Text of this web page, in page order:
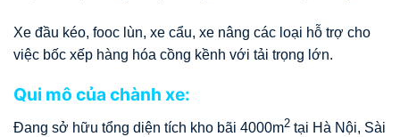
Xe đầu kéo, fooc lùn, xe cẩu, xe nâng các loại hỗ trợ cho
việc bốc xếp hàng hóa cồng kềnh với tải trọng lớn.
Qui mô của chành xe:
Đang sở hữu tổng diện tích kho bãi 4000m2 tại Hà Nội, Sài